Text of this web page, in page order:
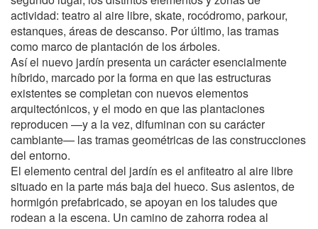
actividad: teatro al aire libre, skate, rocódromo, parkour,
estanques, áreas de descanso. Por último, las tramas
como marco de plantación de los árboles.
Así el nuevo jardín presenta un carácter esencialmente
híbrido, marcado por la forma en que las estructuras
existentes se completan con nuevos elementos
arquitectónicos, y el modo en que las plantaciones
reproducen —y a la vez, difuminan con su carácter
cambiante— las tramas geométricas de las construcciones
del entorno.
El elemento central del jardín es el anfiteatro al aire libre
situado en la parte más baja del hueco. Sus asientos, de
hormigón prefabricado, se apoyan en los taludes que
rodean a la escena. Un camino de zahorra rodea al